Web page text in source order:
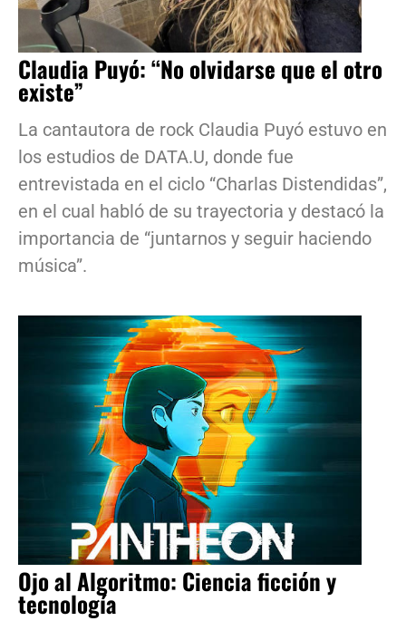
Claudia Puyó: “No olvidarse que el otro
existe”
La cantautora de rock Claudia Puyó estuvo en
los estudios de DATA.U, donde fue
entrevistada en el ciclo “Charlas Distendidas”,
en el cual habló de su trayectoria y destacó la
importancia de “juntarnos y seguir haciendo
música”.
Ojo al Algoritmo: Ciencia ficción y
tecnología